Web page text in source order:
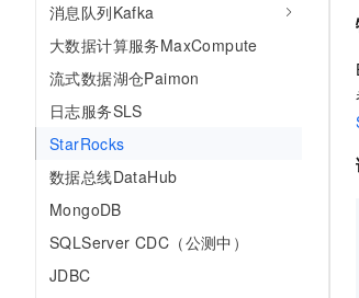
消息队列Kafka
大数据计算服务MaxCompute
流式数据湖仓Paimon
日志服务SLS
StarRocks
数据总线DataHub
MongoDB
SQLServer CDC（公测中）
JDBC